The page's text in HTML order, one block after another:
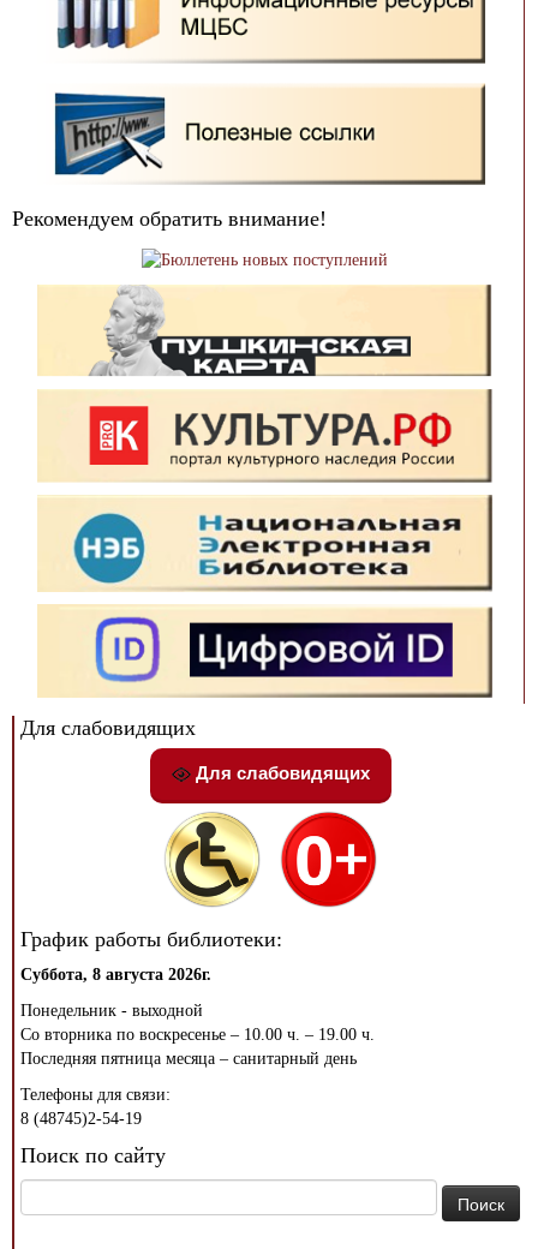
Рекомендуем обратить внимание!
Для слабовидящих
Для слабовидящих
График работы библиотеки:
Суббота, 8 августа 2026г.
Понедельник - выходной
Со вторника по воскресенье – 10.00 ч. – 19.00 ч.
Последняя пятница месяца – санитарный день
Телефоны для связи:
8 (48745)2-54-19
Поиск по сайту